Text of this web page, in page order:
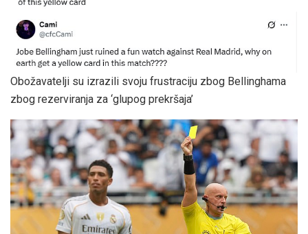
Obožavatelji su izrazili svoju frustraciju zbog Bellinghama
zbog rezerviranja za ‘glupog prekršaja’